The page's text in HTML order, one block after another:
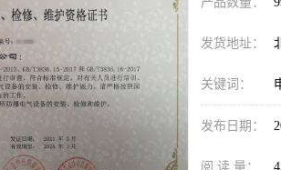
发货地址：
关键词：
发布日期：
阅 读 量：